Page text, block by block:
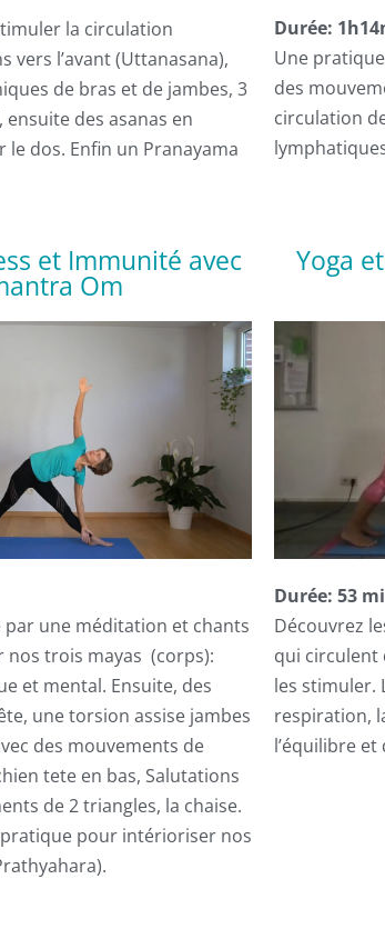
la circulation
vers l’avant (Uttanasana),
de bras et de jambes, 3
des asanas en
dos. Enfin un Pranayama
Durée:
Une
des
circulation
et Immunité avec
Om
par une méditation et chants
nos trois mayas (corps):
et mental. Ensuite, des
une torsion assise jambes
des mouvements de
tete en bas, Salutations
de 2 triangles, la chaise.
pour intérioriser nos
Yoga
Durée: 53
Découvrez
qui circulent
les stimuler.
respiration,
l’équilibre